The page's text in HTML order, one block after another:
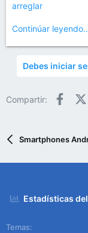
arreglar
Continúar
Debes iniciar
Compartir:
Smartphones
Estadísticas
Temas